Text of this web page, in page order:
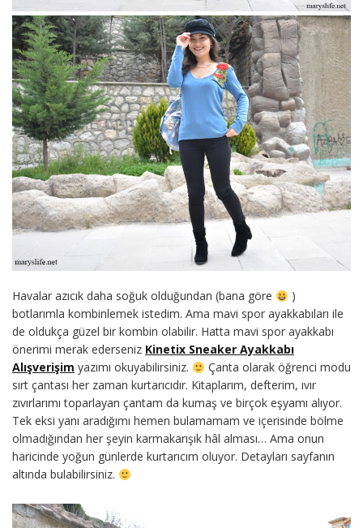
Havalar azıcık daha soğuk olduğundan (bana göre
)
botlarımla kombinlemek istedim. Ama mavi spor ayakkabıları ile
de oldukça güzel bir kombin olabilir. Hatta mavi spor ayakkabı
önerimi merak ederseniz Kinetix Sneaker Ayakkabı
Alışverişim yazımı okuyabilirsiniz.
Çanta olarak öğrenci modu
sırt çantası her zaman kurtarıcıdır. Kitaplarım, defterim, ıvır
zıvırlarımı toparlayan çantam da kumaş ve birçok eşyamı alıyor.
Tek eksi yanı aradığımı hemen bulamamam ve içerisinde bölme
olmadığından her şeyin karmakarışık hâl alması… Ama onun
haricinde yoğun günlerde kurtarıcım oluyor. Detayları sayfanın
altında bulabilirsiniz.